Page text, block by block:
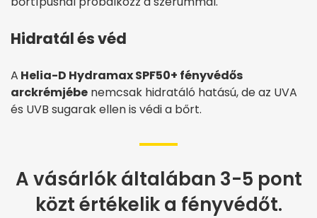
Hidratál és véd
A Helia-D Hydramax SPF50+ fényvédős
arckrémjébe nemcsak hidratáló hatású, de az UVA
és UVB sugarak ellen is védi a bőrt.
A vásárlók általában 3-5 pont
közt értékelik a fényvédőt.